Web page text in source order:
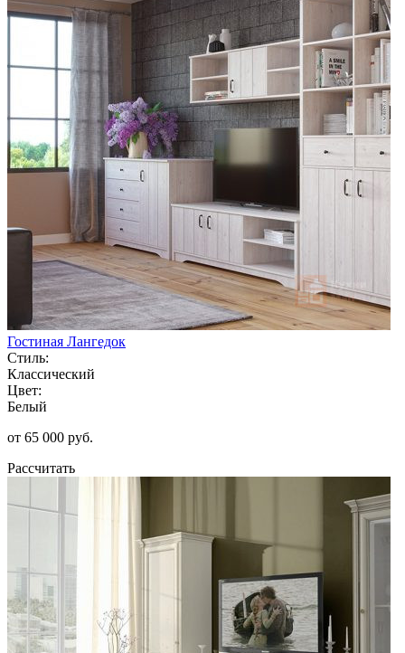
Гостиная Лангедок
Стиль:
Классический
Цвет:
Белый
от 65 000 руб.
Рассчитать